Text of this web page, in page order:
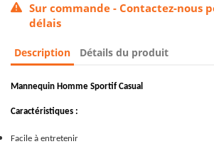
Sur commande - Contactez-nous
délais
Description Détails du produit
Mannequin Homme Sportif Casual
Caractéristiques :
Facile à entretenir